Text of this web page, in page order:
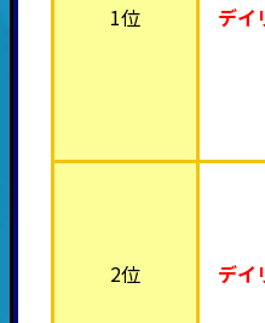
1位 デイ
2位 デイ